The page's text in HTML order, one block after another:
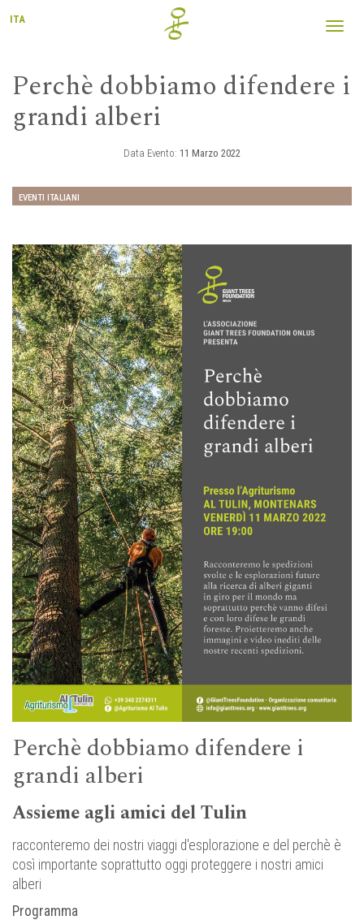
ITA
Perchè dobbiamo difendere i
grandi alberi
Data Evento: 11 Marzo 2022
EVENTI ITALIANI
Perchè dobbiamo difendere i
grandi alberi
Assieme agli amici del Tulin
racconteremo dei nostri viaggi d'esplorazione e del perchè è
così importante soprattutto oggi proteggere i nostri amici
alberi
Programma